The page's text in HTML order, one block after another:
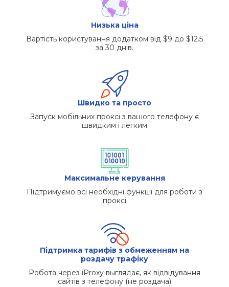
Низька ціна
Вартість користування додатком від $9 до $12.5
за 30 днів.
Швидко та просто
Запуск мобільних проксі з вашого телефону є
швидким і легким
Максимальне керування
Підтримуємо всі необхідні функції для роботи з
проксі
Підтримка тарифів з обмеженням на
роздачу трафіку
Робота через iProxy выглядає, як відвідування
сайтів з телефону (не роздача)